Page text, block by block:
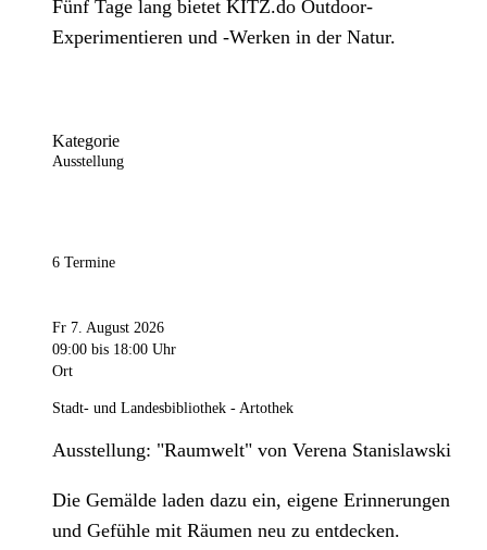
Fünf Tage lang bietet KITZ.do Outdoor-
Experimentieren und -Werken in der Natur.
Kategorie
Ausstellung
6 Termine
Fr 7. August 2026
09:00 bis 18:00 Uhr
Ort
Stadt- und Landesbibliothek - Artothek
Ausstellung: "Raumwelt" von Verena Stanislawski
Die Gemälde laden dazu ein, eigene Erinnerungen
und Gefühle mit Räumen neu zu entdecken.